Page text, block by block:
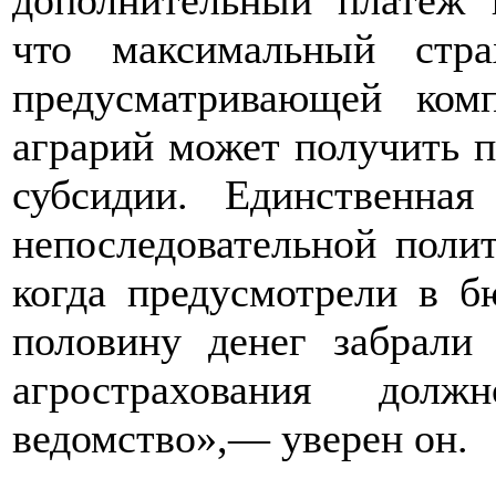
что максимальный
предусматривающей
аграрий может получить
субсидии.
непоследовательной
когда предусмотрели в
половину денег
агрострахования
ведомство»,— уверен он.